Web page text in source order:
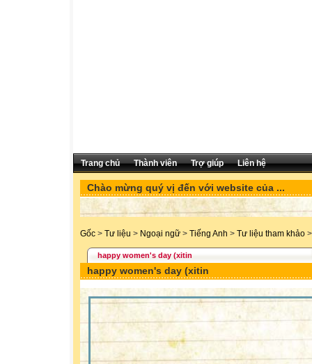
Trang chủ Thành viên Trợ giúp Liên hệ
Chào mừng quý vị đến với website của ...
Gốc > Tư liệu > Ngoại ngữ > Tiếng Anh > Tư liệu tham khảo >
happy women's day (xitin
happy women's day (xitin